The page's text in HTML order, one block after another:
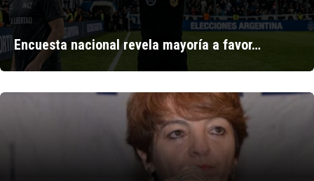
Encuesta nacional revela mayoría a favor…